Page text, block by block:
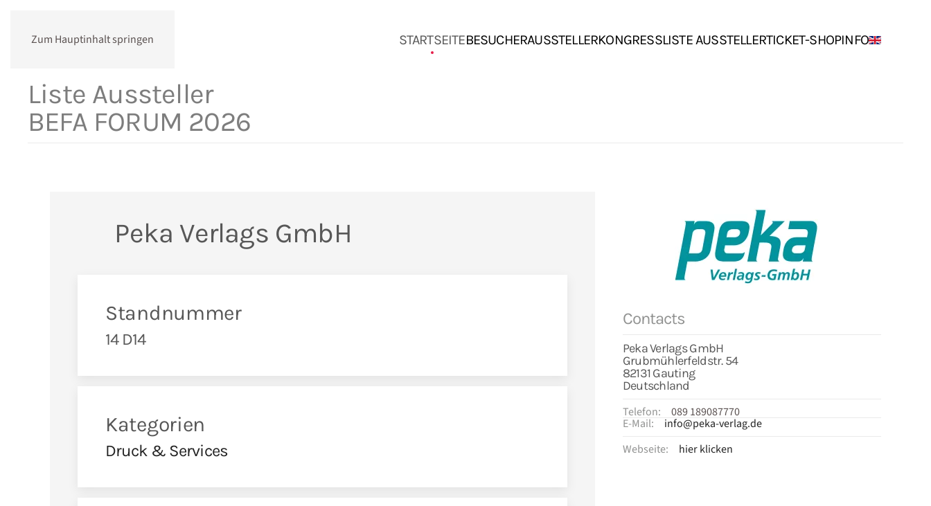
Zum Hauptinhalt springen STARTSEITEBESUCHERAUSSTELLERKONGRESSLISTE AUSSTELLERTICKET-SHOPINFO
Liste Aussteller
BEFA FORUM 2026
Peka Verlags GmbH
Standnummer
14 D14
Kategorien
Druck & Services
Contacts
Peka Verlags GmbH
Grubmühlerfeldstr. 54
82131 Gauting
Deutschland
Telefon:
089 189087770
E-Mail:
info@peka-verlag.de
Webseite:
hier klicken